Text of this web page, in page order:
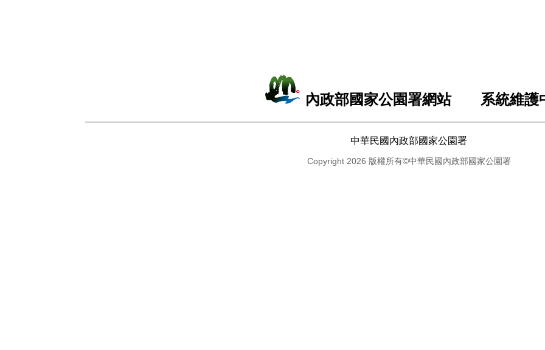
內政部國家公園署網站 系統維護
中華民國內政部國家公園署
Copyright 2026 版權所有©中華民國內政部國家公園署